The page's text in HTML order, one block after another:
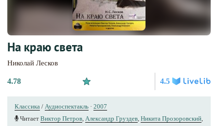
На краю света
Николай Лесков
4.78 4.5
Классика / Аудиоспектакль · 2007
Читает Виктор Петров, Александр Груздев, Никита Прозоровский,